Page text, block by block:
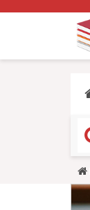
Y
o
u
a